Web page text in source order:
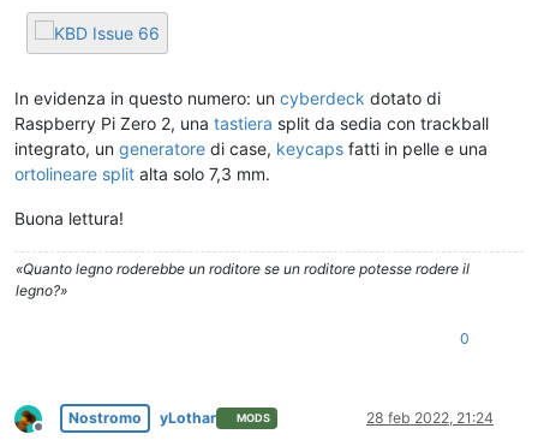
In evidenza in questo numero: un cyberdeck dotato di
Raspberry Pi Zero 2, una tastiera split da sedia con trackball
integrato, un generatore di case, keycaps fatti in pelle e una
ortolineare split alta solo 7,3 mm.
Buona lettura!
«Quanto legno roderebbe un roditore se un roditore potesse rodere il
legno?»
0
Non in linea
Nostromo yLothar MODS 28 feb 2022, 21:24